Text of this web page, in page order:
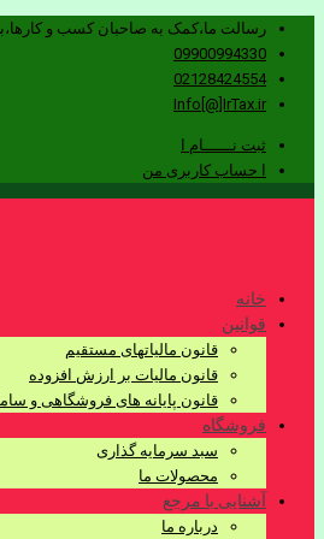
رسالت ما،کمک به صاحبان کسب و
09900994330
02128424554
Info[@]IrTax.ir
ثبت نــــــام ا
ا حساب کاربری من
خانه
قوانین
قانون مالیاتهای مستقیم
قانون مالیات بر ارزش افزوده
قانون پایانه های فروشگاهی و
فروشگاه
سبد سرمایه گذاری
محصولات ما
آشنایی با مرجع
درباره ما